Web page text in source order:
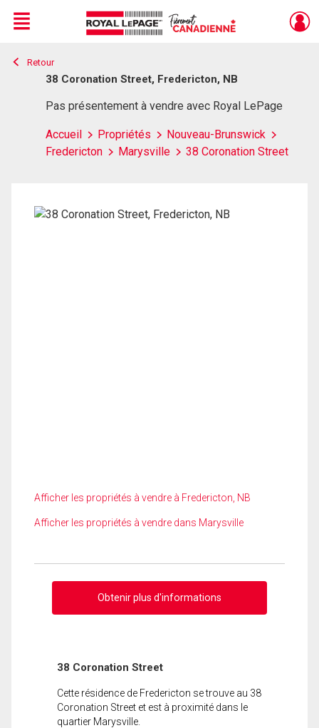
Live
En Direct
Menu
Retour
38 Coronation Street, Fredericton, NB
Pas présentement à vendre avec Royal LePage
Accueil Propriétés
Nouveau-Brunswick
Fredericton
Marysville 38 Coronation Street
Afficher les propriétés à vendre à Fredericton, NB
Afficher les propriétés à vendre dans Marysville
Obtenir plus d'informations
38 Coronation Street
Cette résidence de Fredericton se trouve au 38
Coronation Street et est à proximité dans le
quartier Marysville.